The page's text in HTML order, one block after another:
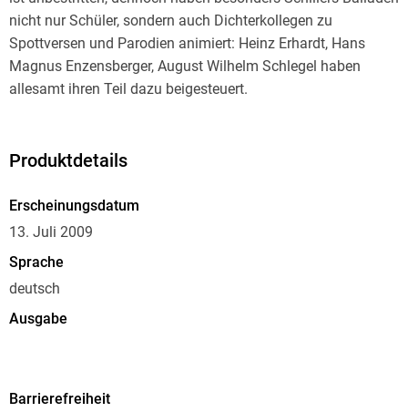
nicht nur Schüler, sondern auch Dichterkollegen zu
Spottversen und Parodien animiert: Heinz Erhardt, Hans
Magnus Enzensberger, August Wilhelm Schlegel haben
allesamt ihren Teil dazu beigesteuert.
Auswahl der gelungensten Schiller-Parodien von gestern bis
heute zusammengestellt, die von einer illustren
ernsthaftesten Schiller-Verehrer mit Sicherheit zum Lachen
bringt.
Produktdetails
Erscheinungsdatum
13. Juli 2009
Sprache
deutsch
Ausgabe
74 Minuten
Barrierefreiheit